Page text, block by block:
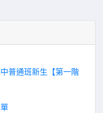
普通班新生【第一階